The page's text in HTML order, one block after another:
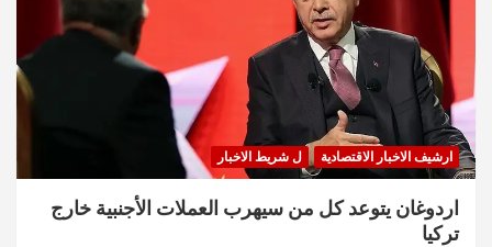
ارشيف الاخبار الاقتصادية ل شريط الاخبار
اردوغان يتوعد كل من سيهرب العملات الأجنبية خارج
تركيا